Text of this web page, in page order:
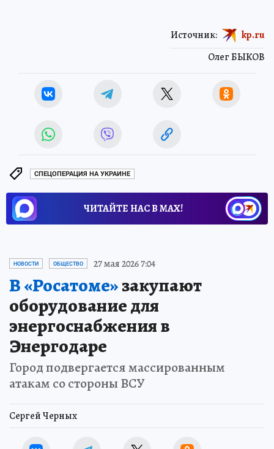
Олег БЫКОВ
Источник: kp.ru
СПЕЦОПЕРАЦИЯ НА УКРАИНЕ
ЧИТАЙТЕ НАС В МАХ!
НОВОСТИ ОБЩЕСТВО 27 мая 2026 7:04
В «Росатоме»закупают
оборудование для
энергоснабжения в
Энергодаре
Город подвергается массированным
атакам со стороны ВСУ
Сергей Черных